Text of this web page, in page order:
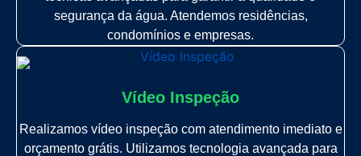
segurança da água. Atendemos residências,
condomínios e empresas.
Vídeo Inspeção
Realizamos vídeo inspeção com atendimento imediato e
orçamento grátis. Utilizamos tecnologia avançada para